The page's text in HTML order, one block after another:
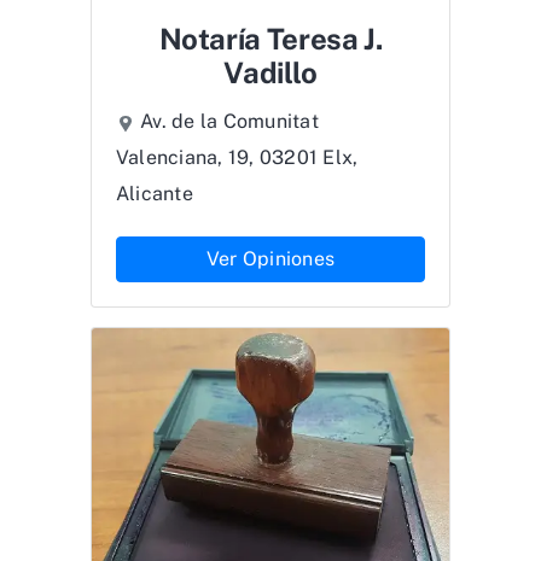
Notaría Teresa J.
Vadillo
Av. de la Comunitat
Valenciana, 19, 03201 Elx,
Alicante
Ver Opiniones